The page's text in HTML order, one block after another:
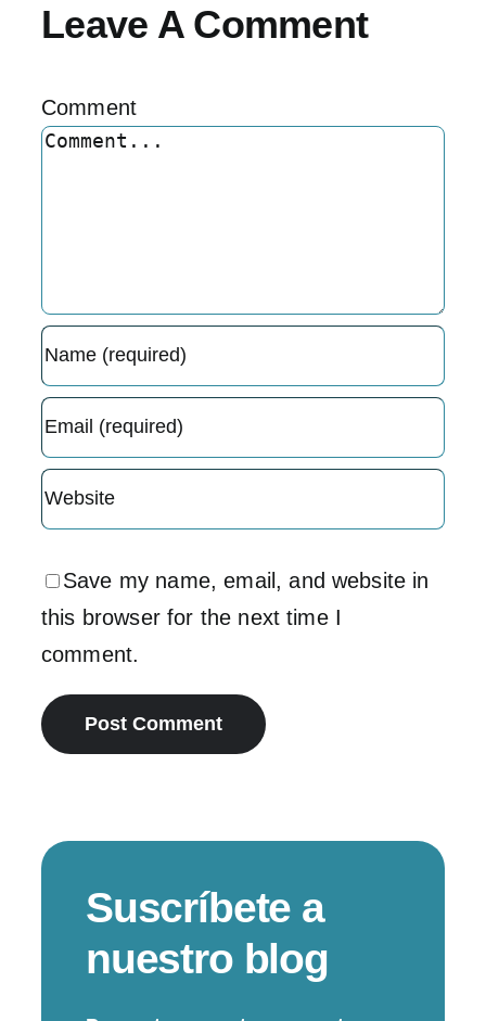
Leave A Comment
Comment
Save my name, email, and website in
this browser for the next time I
comment.
Suscríbete a
nuestro blog